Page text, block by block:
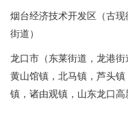
烟台经济技术开发区（古
街道）
龙口市（东莱街道，龙港街
黄山馆镇，北马镇，芦头
镇，诸由观镇，山东龙口高